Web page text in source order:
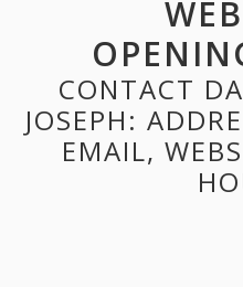
CONTACT
JOSEPH:
EMAIL,